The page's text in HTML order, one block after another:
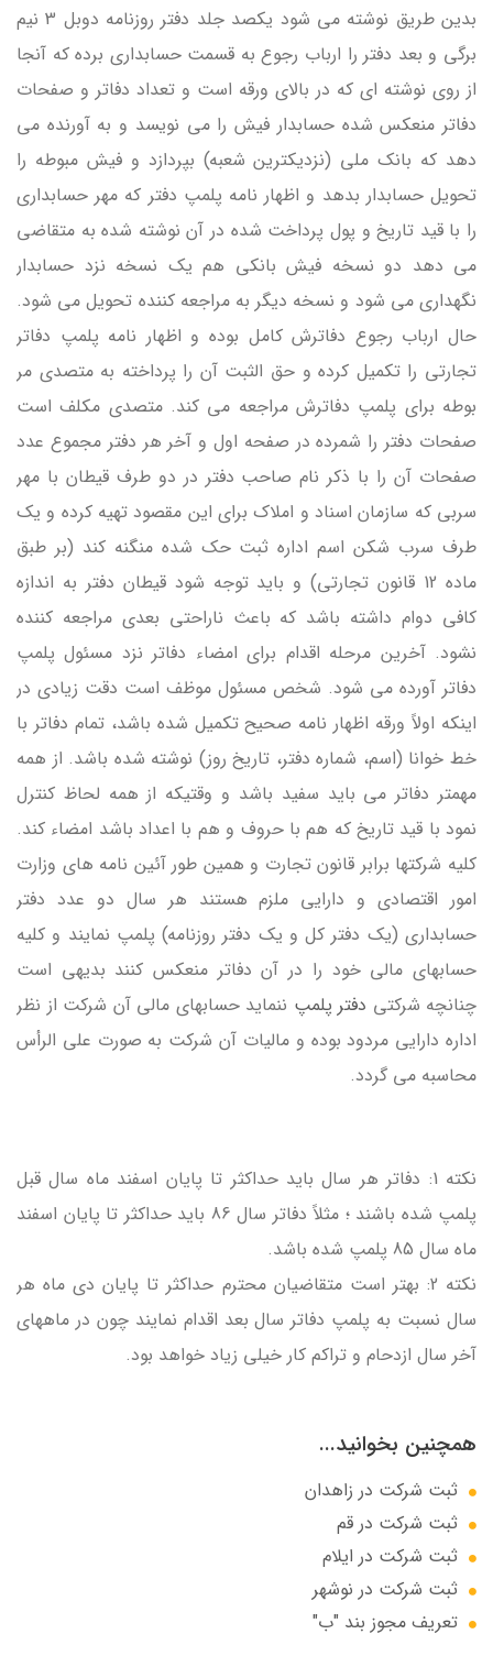
بدین طریق نوشته می شود یكصد جلد دفتر روزنامه دوبل 3 نیم
برگی و بعد دفتر را ارباب رجوع به قسمت حسابداری برده كه آنجا
از روی نوشته ای كه در بالای ورقه است و تعداد دفاتر و صفحات
دفاتر منعكس شده حسابدار فیش را می نویسد و به آورنده می
دهد كه بانك ملی (نزدیكترین شعبه) بپردازد و فیش مبوطه را
تحویل حسابدار بدهد و اظهار نامه پلمپ دفتر كه مهر حسابداری
را با قید تاریخ و پول پرداخت شده در آن نوشته شده به متقاضی
می دهد دو نسخه فیش بانكی هم یك نسخه نزد حسابدار
نگهداری می شود و نسخه دیگر به مراجعه كننده تحویل می شود.
حال ارباب رجوع دفاترش كامل بوده و اظهار نامه پلمپ دفاتر
تجارتی را تكمیل كرده و حق الثبت آن را پرداخته به متصدی مر
بوطه برای پلمپ دفاترش مراجعه می كند. متصدی مكلف است
صفحات دفتر را شمرده در صفحه اول و آخر هر دفتر مجموع عدد
صفحات آن را با ذكر نام صاحب دفتر در دو طرف قیطان با مهر
سربی كه سازمان اسناد و املاك برای این مقصود تهیه كرده و یك
طرف سرب شكن اسم اداره ثبت حك شده منگنه كند (بر طبق
ماده 12 قانون تجارتی) و باید توجه شود قیطان دفتر به اندازه
كافی دوام داشته باشد كه باعث ناراحتی بعدی مراجعه كننده
نشود. آخرین مرحله اقدام برای امضاء دفاتر نزد مسئول پلمپ
دفاتر آورده می شود. شخص مسئول موظف است دقت زیادی در
اینكه اولاً ورقه اظهار نامه صحیح تكمیل شده باشد، تمام دفاتر با
خط خوانا (اسم، شماره دفتر، تاریخ روز) نوشته شده باشد. از همه
مهمتر دفاتر می باید سفید باشد و وقتیكه از همه لحاظ كنترل
نمود با قید تاریخ كه هم با حروف و هم با اعداد باشد امضاء كند.
کلیه شركتها برابر قانون تجارت و همین طور آئین نامه های وزارت
امور اقتصادی و دارایی ملزم هستند هر سال دو عدد دفتر
حسابداری (یك دفتر كل و یك دفتر روزنامه) پلمپ نمایند و كلیه
حسابهای مالی خود را در آن دفاتر منعكس كنند بدیهی است
چنانچه شركتی دفتر پلمپ ننماید حسابهای مالی آن شركت از نظر
اداره دارایی مردود بوده و مالیات آن شركت به صورت علی الرأس
محاسبه می گردد.
نكته 1: دفاتر هر سال باید حداكثر تا پایان اسفند ماه سال قبل
پلمپ شده باشند ؛ مثلاً دفاتر سال 86 باید حداكثر تا پایان اسفند
ماه سال 85 پلمپ شده باشد.
نكته 2: بهتر است متقاضیان محترم حداكثر تا پایان دی ماه هر
سال نسبت به پلمپ دفاتر سال بعد اقدام نمایند چون در ماههای
آخر سال ازدحام و تراكم كار خیلی زیاد خواهد بود.
همچنین بخوانید...
ثبت شرکت در زاهدان
ثبت شرکت در قم
ثبت شرکت در ایلام
ثبت شرکت در نوشهر
تعریف مجوز بند "ب"